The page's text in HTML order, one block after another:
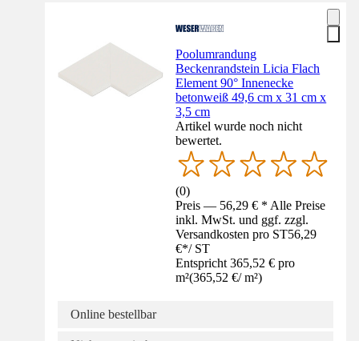
Poolumrandung
Beckenrandstein Licia Flach
Element 90° Innenecke
betonweiß 49,6 cm x 31 cm x
3,5 cm
Artikel wurde noch nicht
bewertet.
(0)
Preis — 56,29 € * Alle Preise
inkl. MwSt. und ggf. zzgl.
Versandkosten pro ST56,29
€*/ ST
Entspricht 365,52 € pro
m²(365,52 €/ m²)
Online bestellbar